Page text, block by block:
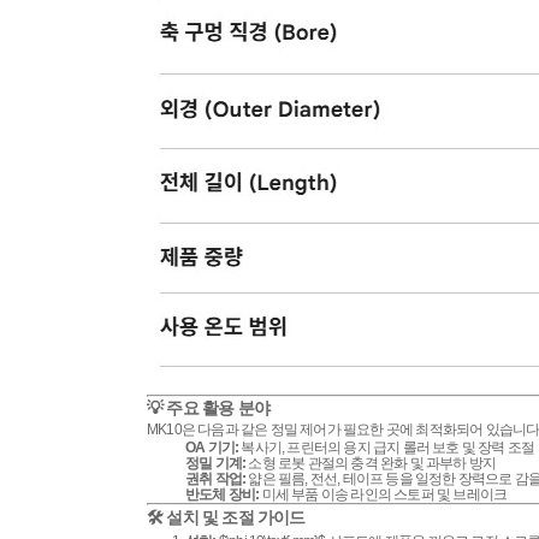
💡 주요 활용 분야
MK10은 다음과 같은 정밀 제어가 필요한 곳에 최적화되어 있습니
OA 기기: 복사기, 프린터의 용지 급지 롤러 보호 및 장력 조절
정밀 기계: 소형 로봇 관절의 충격 완화 및 과부하 방지
권취 작업: 얇은 필름, 전선, 테이프 등을 일정한 장력으로 감
반도체 장비: 미세 부품 이송 라인의 스토퍼 및 브레이크
🛠️ 설치 및 조절 가이드